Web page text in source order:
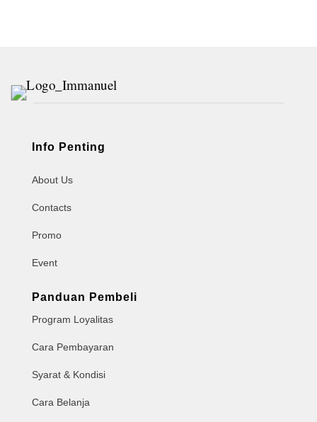
Info Penting
About Us
Contacts
Promo
Event
Panduan Pembeli
Program Loyalitas
Cara Pembayaran
Syarat & Kondisi
Cara Belanja